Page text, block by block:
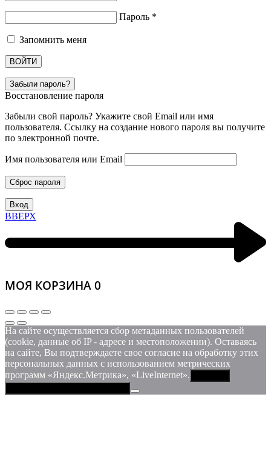
Пароль *
Запомнить меня
ВОЙТИ
Забыли пароль?
Восстановление пароля
Забыли свой пароль? Укажите свой Email или имя
пользователя. Ссылку на создание нового пароля вы получите
по электронной почте.
Имя пользователя или Email
Сброс пароля
Вход
ВВЕРХ
МОЯ КОРЗИНА 0
На сайте осуществляется сбор метаданных пользователей
(cookie, данные об IP - адресе и местоположении). Оставаясь
на сайте, Вы подтверждаете свое согласие на обработку этих
персональных данных c использованием метрических
программ «Яндекс.Метрика», «LiveInternet».